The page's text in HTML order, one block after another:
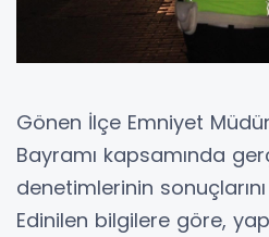
Gönen İlçe Emniyet
Bayramı kapsamında
denetimlerinin sonuçlarını
Edinilen bilgilere göre,